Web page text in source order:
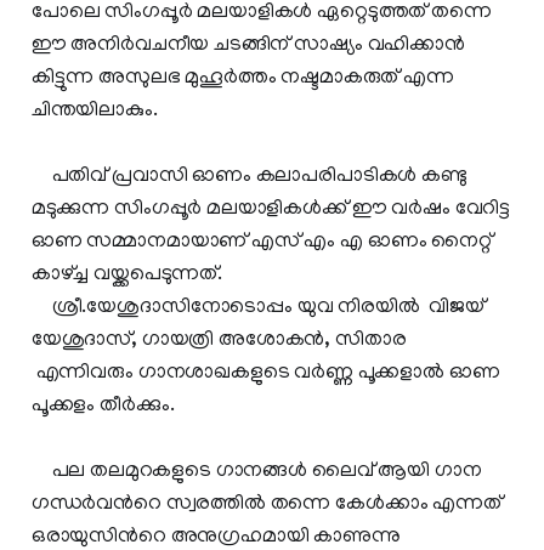
പോലെ സിംഗപ്പൂര്‍ മലയാളികള്‍ ഏറ്റെടുത്തത് തന്നെ
ഈ അനിര്‍വചനീയ ചടങ്ങിന് സാഷ്യം വഹിക്കാന്‍
കിട്ടുന്ന അസുലഭ മുഹൂര്‍ത്തം നഷ്ടമാകരുത് എന്ന
ചിന്തയിലാകും.
പതിവ് പ്രവാസി ഓണം കലാപരിപാടികള്‍ കണ്ടു
മടുക്കുന്ന സിംഗപ്പൂര്‍ മലയാളികള്‍ക്ക് ഈ വര്‍ഷം വേറിട്ട
ഓണ സമ്മാനമായാണ് എസ് എം എ ഓണം നൈറ്റ്
കാഴ്ച്ച വയ്ക്കപെടുന്നത്.
ശ്രീ.യേശുദാസിനോടൊപ്പം യുവ നിരയില്‍ വിജയ്‌
യേശുദാസ്, ഗായത്രി അശോകന്‍, സിതാര
എന്നിവരും ഗാനശാഖകളുടെ വര്‍ണ്ണ പൂക്കളാല്‍ ഓണ
പൂക്കളം തീര്‍ക്കും.
പല തലമുറകളുടെ ഗാനങ്ങള്‍ ലൈവ് ആയി ഗാന
ഗന്ധര്‍വന്‍റെ സ്വരത്തില്‍ തന്നെ കേള്‍ക്കാം എന്നത്
ഒരായുസിന്‍റെ അനുഗ്രഹമായി കാണുന്നു